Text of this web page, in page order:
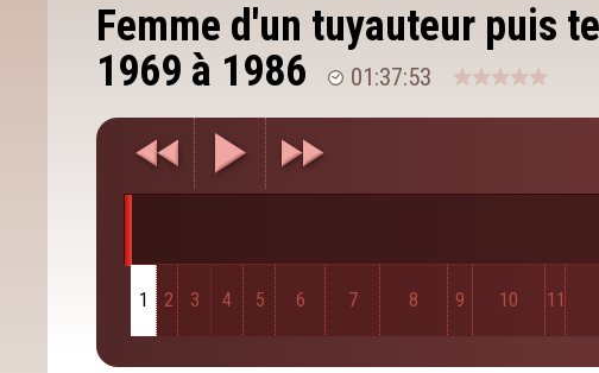
Femme d'un tuyauteur puis
1969 à 1986
01:37:53
1 2 3 4 5 6 7 8 9 10 11